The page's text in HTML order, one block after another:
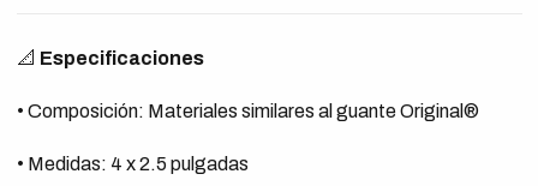
📐 Especificaciones
• Composición: Materiales similares al guante Original®
• Medidas: 4 x 2.5 pulgadas